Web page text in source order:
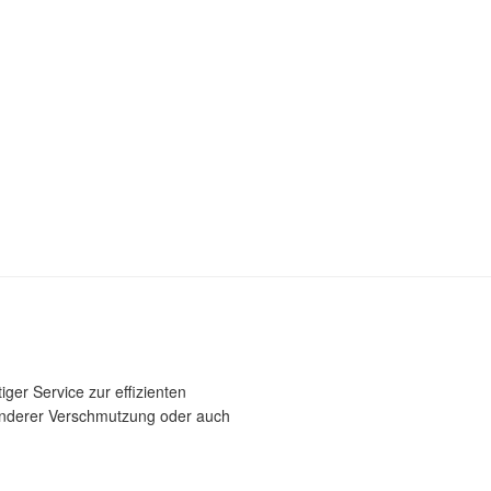
Service zur effizienten
Verschmutzung oder auch